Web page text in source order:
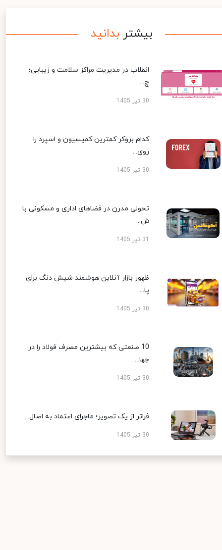
بیشتر بدانید
انقلاب در مدیریت مراکز سلامت و زیبایی؛
چ...
30 تیر 1405
کدام بروکر کمترین کمیسیون و اسپرد را
روی...
30 تیر 1405
تحولی مدرن در فضاهای اداری و مسکونی با
ش...
ظهور بازار آنلاین هوشمند شیش دنگ برای
پا...
30 تیر 1405
10 صنعتی که بیشترین مصرف فولاد را در
جها...
30 تیر 1405
فراتر از یک تصویر؛ ماجرای اعتماد به اصال...
30 تیر 1405